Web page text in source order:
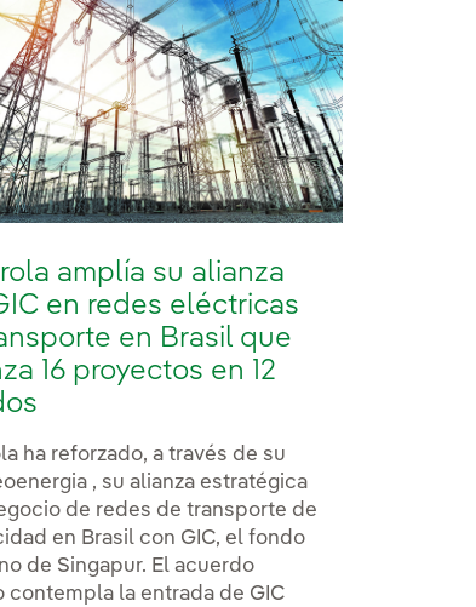
amplía su alianza
en redes eléctricas
en Brasil que
16 proyectos en 12
ha reforzado, a través de su
, su alianza estratégica
de redes de transporte de
en Brasil con GIC, el fondo
de Singapur. El acuerdo
contempla la entrada de GIC